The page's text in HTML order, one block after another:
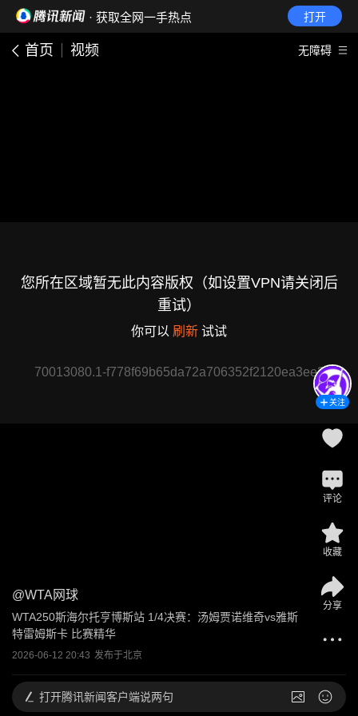
· 获取全网一手热点 打开
首页 视频 无障碍
您所在区域暂无此内容版权（如设置VPN请关闭后
重试）
你可以 刷新 试试
70013080.1-f778f69b65da72a706352f2120ea3ee3
@WTA网球
WTA250斯海尔托亨博斯站 1/4决赛：汤姆贾诺维奇vs雅斯
特雷姆斯卡 比赛精华
2026-06-12 20:43 发布于北京
关注
评论
收藏
分享
打开腾讯新闻客户端说两句